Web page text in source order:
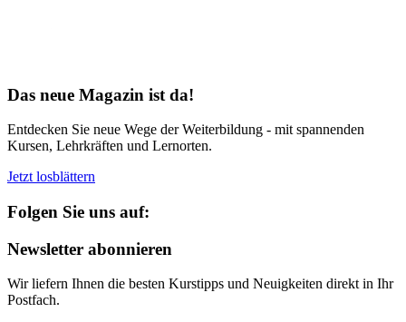
Das neue Magazin ist da!
Entdecken Sie neue Wege der Weiterbildung - mit spannenden
Kursen, Lehrkräften und Lernorten.
Jetzt losblättern
Folgen Sie uns auf:
Newsletter abonnieren
Wir liefern Ihnen die besten Kurstipps und Neuigkeiten direkt in Ihr
Postfach.